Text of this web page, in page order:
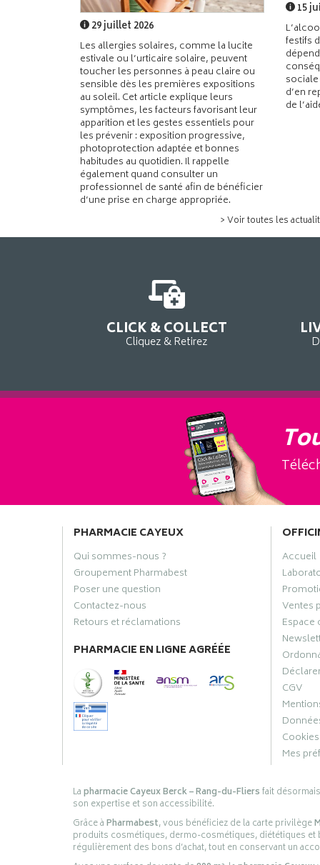
29 juillet 2026
Les allergies solaires, comme la lucite
estivale ou l’urticaire solaire, peuvent
toucher les personnes à peau claire ou
sensible dès les premières expositions
au soleil. Cet article explique leurs
symptômes, les facteurs favorisant leur
apparition et les gestes essentiels pour
les prévenir : exposition progressive,
photoprotection adaptée et bonnes
habitudes au quotidien. Il rappelle
également quand consulter un
professionnel de santé afin de bénéficier
d’une prise en charge appropriée.
15
festifs
d’en
de
> Voir toutes les
CLICK & COLLECT
Cliquez & Retirez
PHARMACIE CAYEUX
Qui sommes-nous ?
Groupement Pharmabest
Poser une question
Contactez-nous
Retours et réclamations
PHARMACIE EN LIGNE AGRÉÉE
Accueil
Ventes
Espace
CGV
Cookies
Mes
Lapharmacie Cayeux Berck – Rang-du-Fliersfait
son expertise et son accessibilité.
Grâce àPharmabest, vous bénéficiez de la carte privilège
produits cosmétiques, dermo-cosmétiques, diététiques
régulièrement des bons d’achat, tout en conservant un